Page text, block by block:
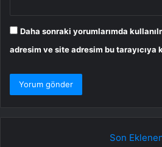
Daha sonraki yorumlarımda
adresim ve site adresim bu tarayıcıya
Son